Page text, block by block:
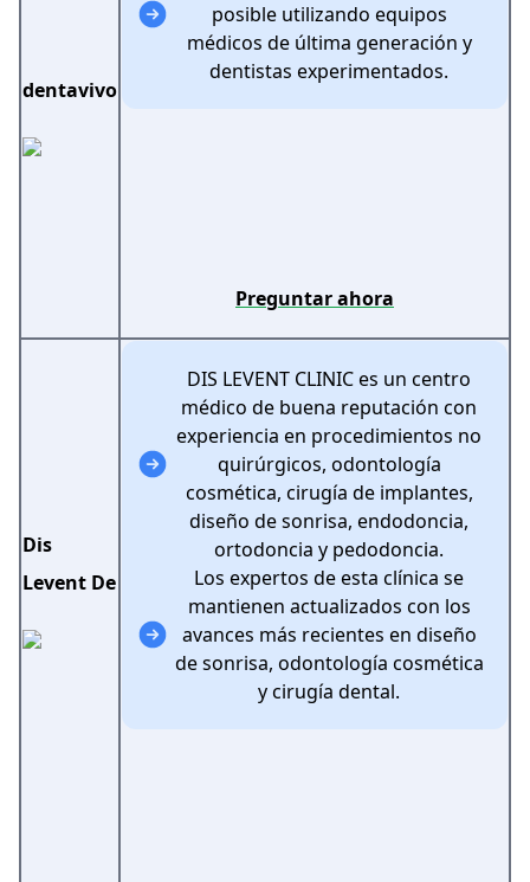
dentavivo
posible utilizando equipos
médicos de última generación y
dentistas experimentados.
Preguntar ahora
Dis
Levent De
DIS LEVENT CLINIC es un centro
médico de buena reputación con
experiencia en procedimientos no
quirúrgicos, odontología
cosmética, cirugía de implantes,
diseño de sonrisa, endodoncia,
ortodoncia y pedodoncia.
Los expertos de esta clínica se
mantienen actualizados con los
avances más recientes en diseño
de sonrisa, odontología cosmética
y cirugía dental.